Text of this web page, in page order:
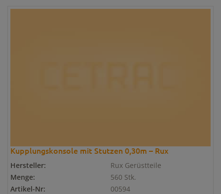
Kupplungskonsole mit Stutzen 0,30m – Rux
Hersteller:
Rux Gerüstteile
Menge:
560 Stk.
Artikel-Nr:
00594